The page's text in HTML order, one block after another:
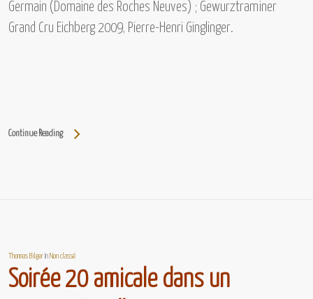
Germain (Domaine des Roches Neuves) ; Gewurztraminer
Grand Cru Eichberg 2009, Pierre-Henri Ginglinger.
Continue Reading
Thomas Bilger InNon classé
Soirée 20 amicale dans un